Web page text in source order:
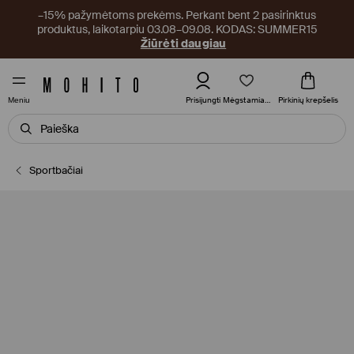
–15% pažymėtoms prekėms. Perkant bent 2 pasirinktus
produktus, laikotarpiu 03.08–09.08. KODAS: SUMMER15
Žiūrėti daugiau
Meniu Prisijungti Pirkinių krepšelis
Sportbačiai